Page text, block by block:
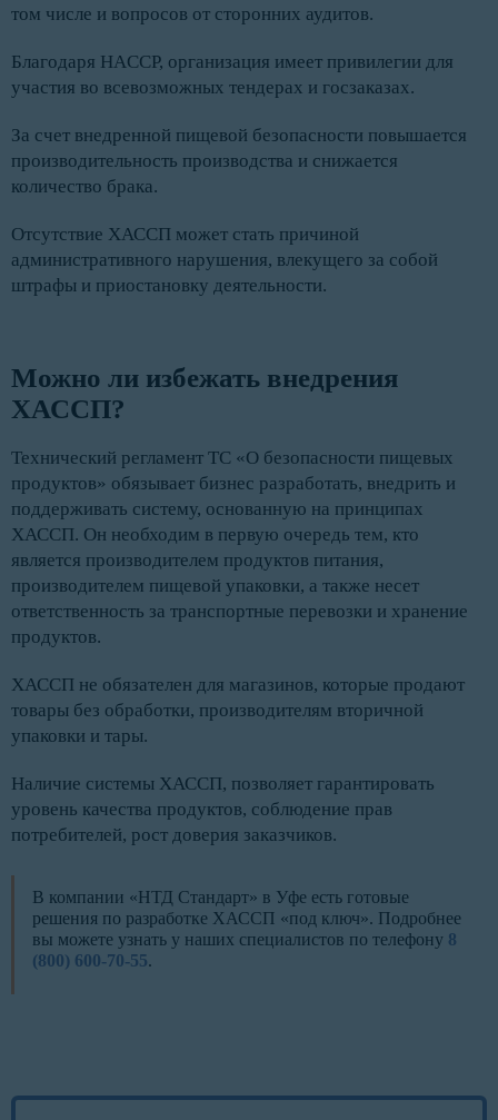
том числе и вопросов от сторонних аудитов.
Благодаря HACCP, организация имеет привилегии для
участия во всевозможных тендерах и госзаказах.
За счет внедренной пищевой безопасности повышается
производительность производства и снижается
количество брака.
Отсутствие ХАССП может стать причиной
административного нарушения, влекущего за собой
штрафы и приостановку деятельности.
Можно ли избежать внедрения
ХАССП?
Технический регламент ТС «О безопасности пищевых
продуктов» обязывает бизнес разработать, внедрить и
поддерживать систему, основанную на принципах
ХАССП. Он необходим в первую очередь тем, кто
является производителем продуктов питания,
производителем пищевой упаковки, а также несет
ответственность за транспортные перевозки и хранение
продуктов.
ХАССП не обязателен для магазинов, которые продают
товары без обработки, производителям вторичной
упаковки и тары.
Наличие системы ХАССП, позволяет гарантировать
уровень качества продуктов, соблюдение прав
потребителей, рост доверия заказчиков.
В компании «НТД Стандарт» в Уфе есть готовые
решения по разработке ХАССП «под ключ». Подробнее
вы можете узнать у наших специалистов по телефону 8
(800) 600-70-55.